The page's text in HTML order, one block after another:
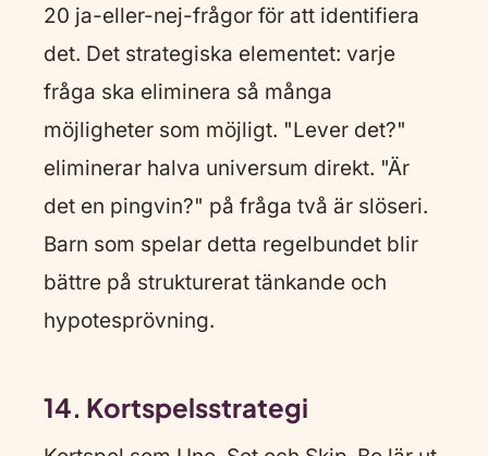
20 ja-eller-nej-frågor för att identifiera
det. Det strategiska elementet: varje
fråga ska eliminera så många
möjligheter som möjligt. "Lever det?"
eliminerar halva universum direkt. "Är
det en pingvin?" på fråga två är slöseri.
Barn som spelar detta regelbundet blir
bättre på strukturerat tänkande och
hypotesprövning.
14. Kortspelsstrategi